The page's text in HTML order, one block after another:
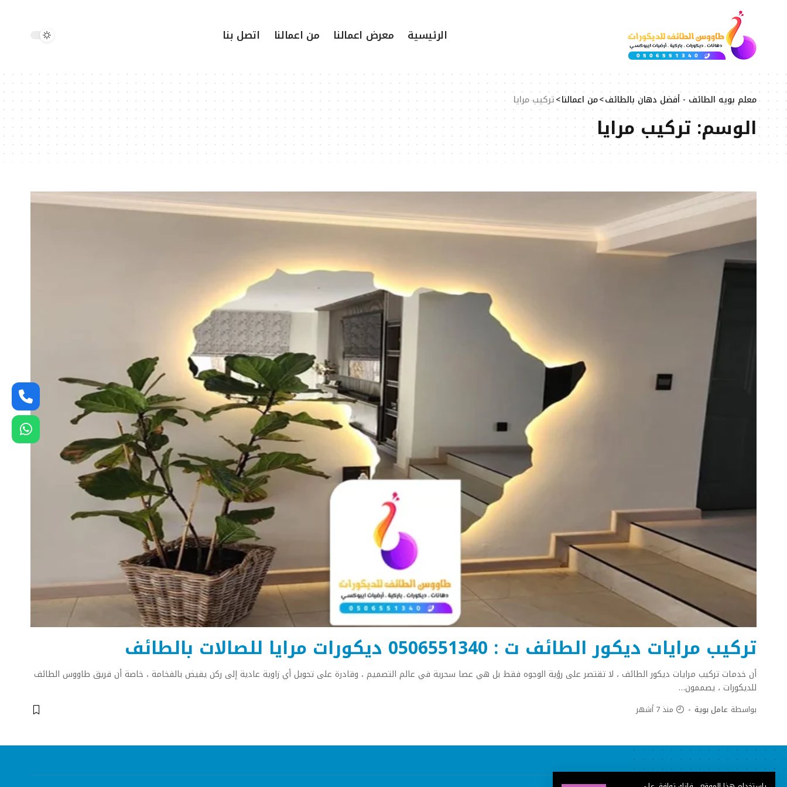
الرئيسية معرض اعمالنا من اعمالنا اتصل بنا
معلم بويه الطائف - أفضل دهان بالطائف>من اعمالنا>تركيب مرايا
الوسم:تركيب مرايا
تركيب مرايات ديكور الطائف ت : 0506551340 ديكورات مرايا للصالات بالطائف
أن خدمات تركيب مرايات ديكور الطائف ، لا تقتصر على رؤية الوجوه فقط بل هي عصا سحرية في عالم التصميم ، وقادرة على تحويل أي زاوية عادية إلى ركن يفيض بالفخامة ، خاصة أن فريق طاووس الطائف
للديكورات ، يصممون…
بواسطة عامل بوية منذ 7 أشهر